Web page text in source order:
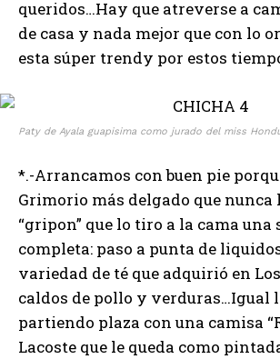
queridos…Hay que atreverse a
de casa y nada mejor que con lo
esta súper trendy por estos
Paty de Ayala guapisima como jurado del miss
*.-Arrancamos con buen pie
Grimorio más delgado que nunca
“gripon” que lo tiro a la cama una
completa: paso a punta de
variedad de té que adquirió en
caldos de pollo y verduras…Igual
partiendo plaza con una camisa
Lacoste que le queda como